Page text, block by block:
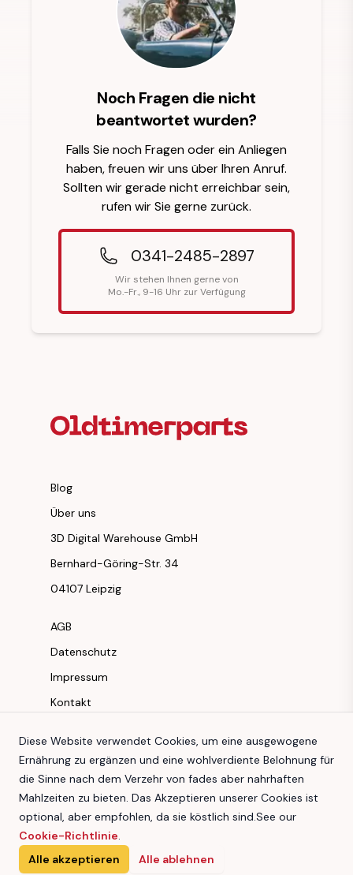
Noch Fragen die nicht
beantwortet wurden?
Falls Sie noch Fragen oder ein Anliegen
haben, freuen wir uns über Ihren Anruf.
Sollten wir gerade nicht erreichbar sein,
rufen wir Sie gerne zurück.
0341-2485-2897
Wir stehen Ihnen gerne von
Mo.-Fr., 9-16 Uhr zur Verfügung
Blog
Über uns
3D Digital Warehouse GmbH
Bernhard-Göring-Str. 34
04107 Leipzig
AGB
Datenschutz
Impressum
Kontakt
Instagram
Facebook
Youtube
TikTok
3D Digital Warehouse GmbH
Diese Website verwendet Cookies, um eine ausgewogene
Ernährung zu ergänzen und eine wohlverdiente Belohnung für
die Sinne nach dem Verzehr von fades aber nahrhaften
Mahlzeiten zu bieten. Das Akzeptieren unserer Cookies ist
optional, aber empfohlen, da sie köstlich sind.See our
Cookie-Richtlinie.
Alle akzeptieren
Alle ablehnen